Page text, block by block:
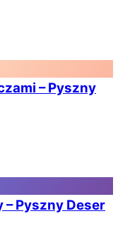
– Pyszny
– Pyszny Deser